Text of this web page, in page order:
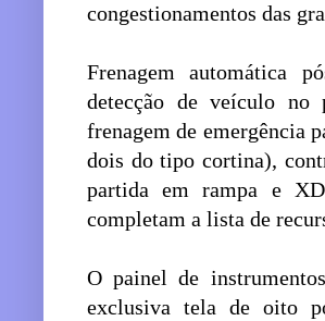
congestionamentos das
Frenagem automática
detecção de veículo no
frenagem de emergência
dois do tipo cortina),
partida em rampa e
completam a lista de
O painel de
exclusiva tela de oito